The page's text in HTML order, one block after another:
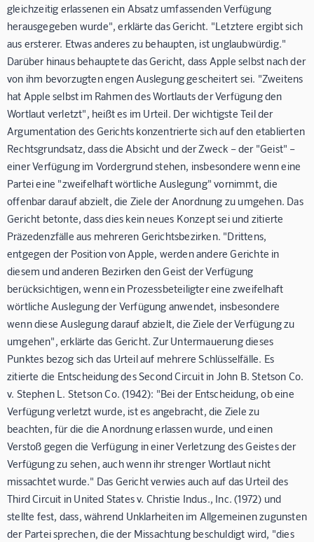
gleichzeitig erlassenen ein Absatz umfassenden Verfügung
herausgegeben wurde", erklärte das Gericht. "Letztere ergibt sich
aus ersterer. Etwas anderes zu behaupten, ist unglaubwürdig."
Darüber hinaus behauptete das Gericht, dass Apple selbst nach der
von ihm bevorzugten engen Auslegung gescheitert sei. "Zweitens
hat Apple selbst im Rahmen des Wortlauts der Verfügung den
Wortlaut verletzt", heißt es im Urteil. Der wichtigste Teil der
Argumentation des Gerichts konzentrierte sich auf den etablierten
Rechtsgrundsatz, dass die Absicht und der Zweck – der "Geist" –
einer Verfügung im Vordergrund stehen, insbesondere wenn eine
Partei eine "zweifelhaft wörtliche Auslegung" vornimmt, die
offenbar darauf abzielt, die Ziele der Anordnung zu umgehen. Das
Gericht betonte, dass dies kein neues Konzept sei und zitierte
Präzedenzfälle aus mehreren Gerichtsbezirken. "Drittens,
entgegen der Position von Apple, werden andere Gerichte in
diesem und anderen Bezirken den Geist der Verfügung
berücksichtigen, wenn ein Prozessbeteiligter eine zweifelhaft
wörtliche Auslegung der Verfügung anwendet, insbesondere
wenn diese Auslegung darauf abzielt, die Ziele der Verfügung zu
umgehen", erklärte das Gericht. Zur Untermauerung dieses
Punktes bezog sich das Urteil auf mehrere Schlüsselfälle. Es
zitierte die Entscheidung des Second Circuit in John B. Stetson Co.
v. Stephen L. Stetson Co. (1942): "Bei der Entscheidung, ob eine
Verfügung verletzt wurde, ist es angebracht, die Ziele zu
beachten, für die die Anordnung erlassen wurde, und einen
Verstoß gegen die Verfügung in einer Verletzung des Geistes der
Verfügung zu sehen, auch wenn ihr strenger Wortlaut nicht
missachtet wurde." Das Gericht verwies auch auf das Urteil des
Third Circuit in United States v. Christie Indus., Inc. (1972) und
stellte fest, dass, während Unklarheiten im Allgemeinen zugunsten
der Partei sprechen, die der Missachtung beschuldigt wird, "dies